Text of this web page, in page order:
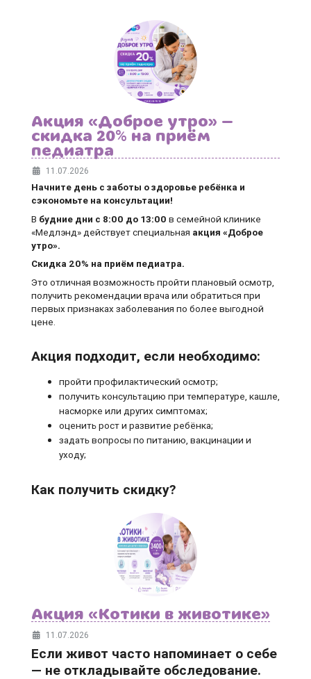
Акция «Доброе утро» —
скидка 20% на приём
педиатра
11.07.2026
Начните день с заботы о здоровье ребёнка и
сэкономьте на консультации!
В будние дни с 8:00 до 13:00 в семейной клинике
«Медлэнд» действует специальная акция «Доброе
утро».
Скидка 20% на приём педиатра.
Это отличная возможность пройти плановый осмотр,
получить рекомендации врача или обратиться при
первых признаках заболевания по более выгодной
цене.
Акция подходит, если необходимо:
пройти профилактический осмотр;
получить консультацию при температуре, кашле,
насморке или других симптомах;
оценить рост и развитие ребёнка;
задать вопросы по питанию, вакцинации и
уходу;
Как получить скидку?
Акция «Котики в животике»
11.07.2026
Если живот часто напоминает о себе
— не откладывайте обследование.